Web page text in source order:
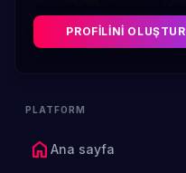
PROFILINI OLUŞTUR
PLATFORM
home Ana sayfa